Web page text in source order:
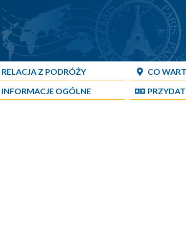
RELACJA Z PODRÓŻY CO
INFORMACJE OGÓLNE